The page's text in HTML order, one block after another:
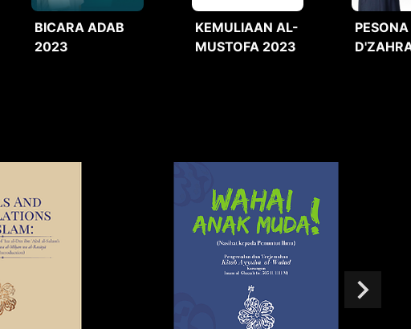
BICARA ADAB
2023
KEMULIAAN AL-
MUSTOFA 2023
PESONA